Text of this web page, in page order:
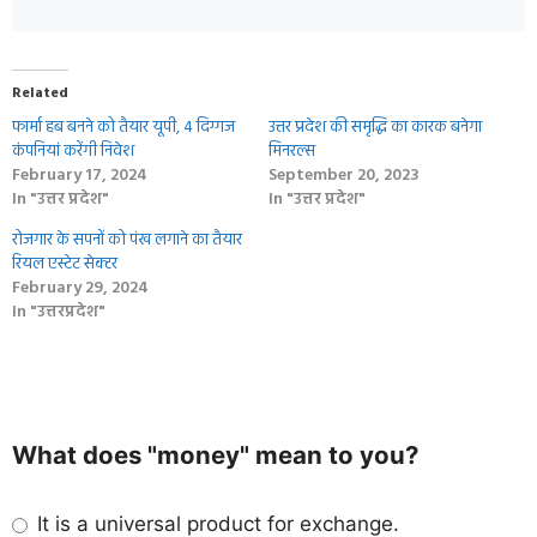
Related
फार्मा हब बनने को तैयार यूपी, 4 दिग्गज
कंपनियां करेंगी निवेश
February 17, 2024
In "उत्तर प्रदेश"
उत्तर प्रदेश की समृद्धि का कारक बनेगा
मिनरल्स
September 20, 2023
In "उत्तर प्रदेश"
रोजगार के सपनों को पंख लगाने का तैयार
रियल एस्टेट सेक्टर
February 29, 2024
In "उत्तरप्रदेश"
What does "money" mean to you?
It is a universal product for exchange.